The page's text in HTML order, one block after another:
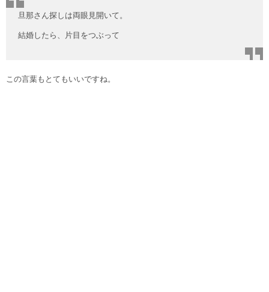
旦那さん探しは両眼見開いて。
結婚したら、片目をつぶって
この言葉もとてもいいですね。